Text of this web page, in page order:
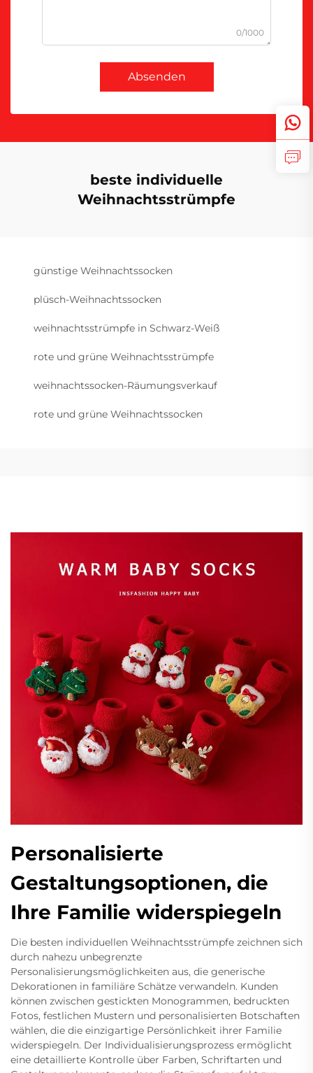
0/1000
Absenden
beste individuelle
Weihnachtsstrümpfe
günstige Weihnachtssocken
plüsch-Weihnachtssocken
weihnachtsstrümpfe in Schwarz-Weiß
rote und grüne Weihnachtsstrümpfe
weihnachtssocken-Räumungsverkauf
rote und grüne Weihnachtssocken
Personalisierte
Gestaltungsoptionen, die
Ihre Familie widerspiegeln
Die besten individuellen Weihnachtsstrümpfe zeichnen sich
durch nahezu unbegrenzte
Personalisierungsmöglichkeiten aus, die generische
Dekorationen in familiäre Schätze verwandeln. Kunden
können zwischen gestickten Monogrammen, bedruckten
Fotos, festlichen Mustern und personalisierten Botschaften
wählen, die die einzigartige Persönlichkeit ihrer Familie
widerspiegeln. Der Individualisierungsprozess ermöglicht
eine detaillierte Kontrolle über Farben, Schriftarten und